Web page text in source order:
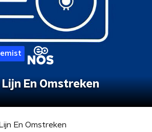
En Omstreken
En Omstreken